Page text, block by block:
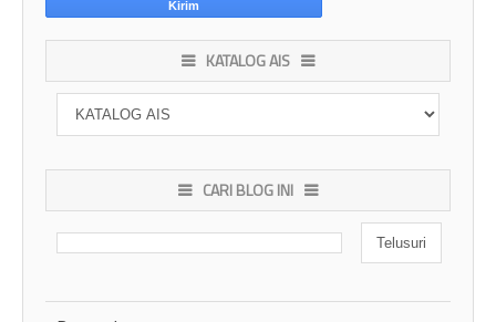
KATALOG AIS
CARI BLOG INI